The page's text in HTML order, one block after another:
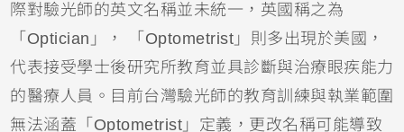
際對驗光師的英文名稱並未統一，英國稱之為
「Optician」， 「Optometrist」則多出現於美國，
代表接受學士後研究所教育並具診斷與治療眼疾能力
的醫療人員。目前台灣驗光師的教育訓練與執業範圍
無法涵蓋「Optometrist」定義，更改名稱可能導致